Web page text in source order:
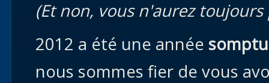
(Et non, vous n'aurez
2012 a été une année
nous sommes fier de vous